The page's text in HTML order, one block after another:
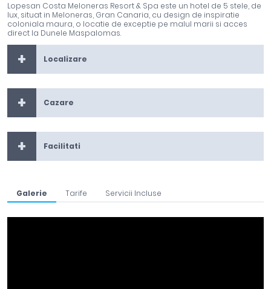
Lopesan Costa Meloneras Resort & Spa este un hotel de 5 stele, de
lux, situat in Meloneras, Gran Canaria, cu design de inspiratie
coloniala maura, o locatie de exceptie pe malul marii si acces
direct la Dunele Maspalomas.
Localizare
Cazare
Facilitati
Galerie Tarife Servicii Incluse